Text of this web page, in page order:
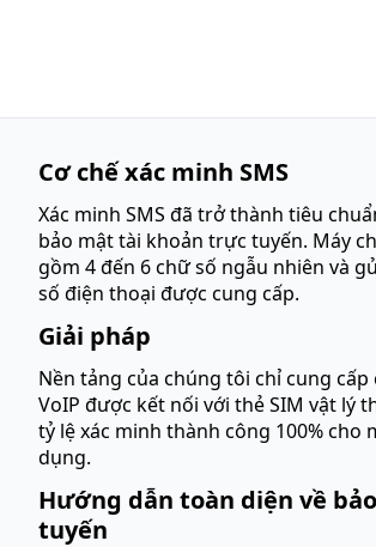
Cơ chế xác minh SMS
Xác minh SMS đã trở thành tiêu
bảo mật tài khoản trực tuyến. Máy
gồm 4 đến 6 chữ số ngẫu nhiên và
số điện thoại được cung cấp.
Giải pháp
Nền tảng của chúng tôi chỉ cung cấp
VoIP được kết nối với thẻ SIM vật lý
tỷ lệ xác minh thành công 100% cho
dụng.
Hướng dẫn toàn diện về
tuyến